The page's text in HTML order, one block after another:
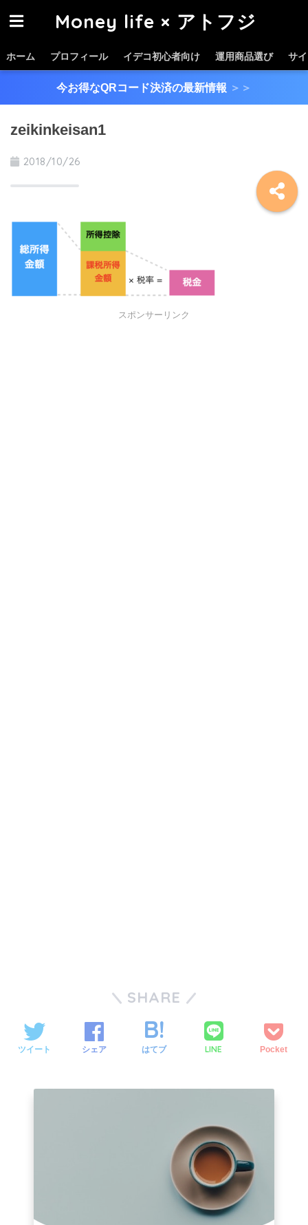
Money life × アトフジ
ホーム プロフィール イデコ初心者向け 運用商品選び サ
今お得なQRコード決済の最新情報 ＞＞
zeikinkeisan1
2018/10/26
スポンサーリンク
SHARE
ツイート シェア はてブ LINE Pocket